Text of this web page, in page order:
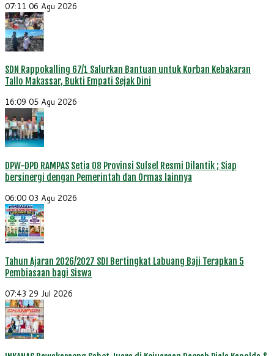
07:11 06 Agu 2026
SDN Rappokalling 67/1 Salurkan Bantuan untuk Korban Kebakaran
Tallo Makassar, Bukti Empati Sejak Dini
16:09 05 Agu 2026
DPW-DPD RAMPAS Setia 08 Provinsi Sulsel Resmi Dilantik ; Siap
bersinergi dengan Pemerintah dan Ormas lainnya
06:00 03 Agu 2026
Tahun Ajaran 2026/2027 SDI Bertingkat Labuang Baji Terapkan 5
Pembiasaan bagi Siswa
07:43 29 Jul 2026